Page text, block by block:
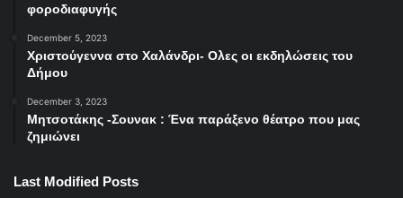
φοροδιαφυγής
December 5, 2023
Χριστούγεννα στο Χαλάνδρι- Ολες οι εκδηλώσεις του
Δήμου
December 3, 2023
Μητσοτάκης -Σουνακ : Ένα παράξενο θέατρο που μας
ζημιώνει
Last Modified Posts